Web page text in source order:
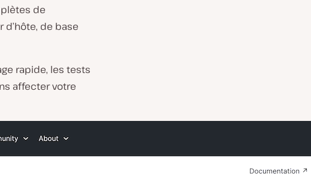
de
de base
rapide, les tests
affecter votre